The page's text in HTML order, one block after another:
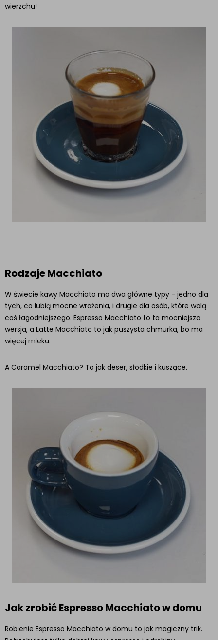
wierzchu!
Rodzaje Macchiato
W świecie kawy Macchiato ma dwa główne typy - jedno dla
tych, co lubią mocne wrażenia, i drugie dla osób, które wolą
coś łagodniejszego. Espresso Macchiato to ta mocniejsza
wersja, a Latte Macchiato to jak puszysta chmurka, bo ma
więcej mleka.
A Caramel Macchiato? To jak deser, słodkie i kuszące.
Jak zrobić Espresso Macchiato w domu
Robienie Espresso Macchiato w domu to jak magiczny trik.